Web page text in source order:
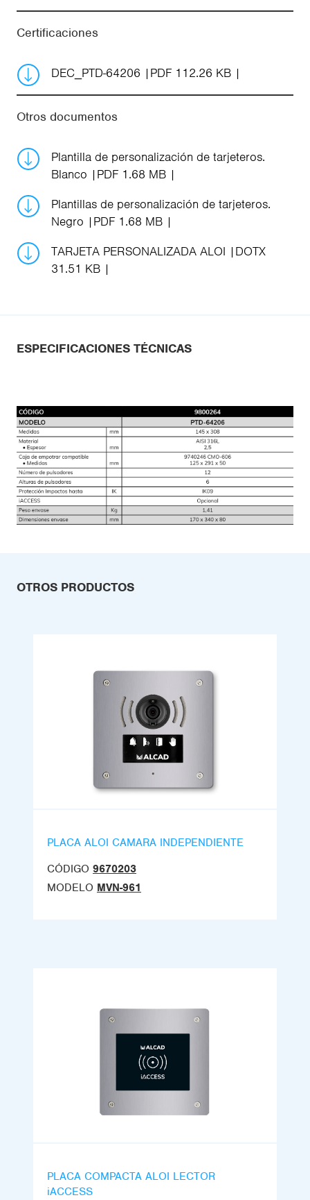
Certificaciones
DEC_PTD-64206 PDF 112.26 KB
Otros documentos
Plantilla de personalización de tarjeteros.
Blanco
PDF 1.68 MB
Plantillas de personalización de tarjeteros.
Negro
PDF 1.68 MB
TARJETA PERSONALIZADA ALOI
DOTX
31.51 KB
ESPECIFICACIONES TÉCNICAS
OTROS PRODUCTOS
PLACA ALOI CAMARA INDEPENDIENTE
CÓDIGO 9670203
MODELO MVN-961
PLACA COMPACTA ALOI LECTOR
iACCESS